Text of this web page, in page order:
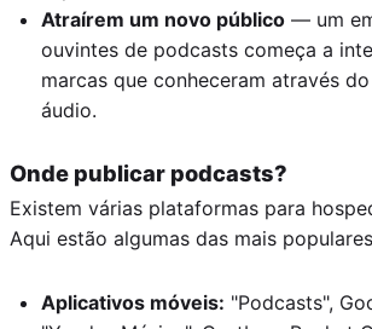
Atraírem um novo público — um
ouvintes de podcasts começa a
marcas que conheceram através
áudio.
Onde publicar podcasts?
Existem várias plataformas para
Aqui estão algumas das mais
Aplicativos móveis: "Podcasts",